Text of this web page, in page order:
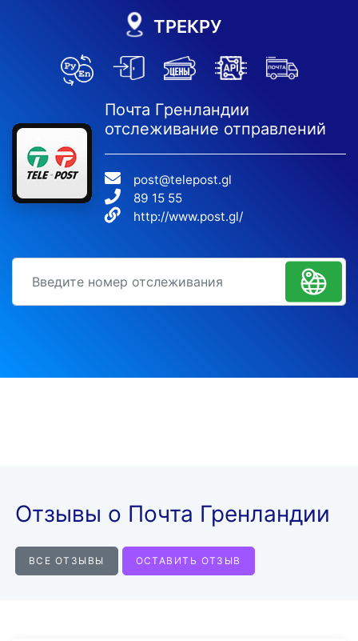
ТРЕКРУ
Почта Гренландии
отслеживание отправлений
post@telepost.gl
89 15 55
http://www.post.gl/
Отзывы о Почта Гренландии
ВСЕ ОТЗЫВЫ ОСТАВИТЬ ОТЗЫВ